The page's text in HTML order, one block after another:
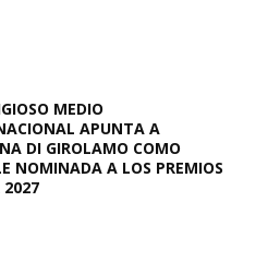
MEDIO
APUNTA A
DI GIROLAMO COMO
NOMINADA A LOS PREMIOS
2027